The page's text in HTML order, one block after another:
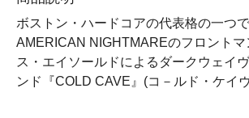
ボストン・ハードコアの代表格の一つ
AMERICAN NIGHTMAREのフロントマ
ス・エイソールドによるダークウェイ
ンド『COLD CAVE』(コ－ルド・ケイ